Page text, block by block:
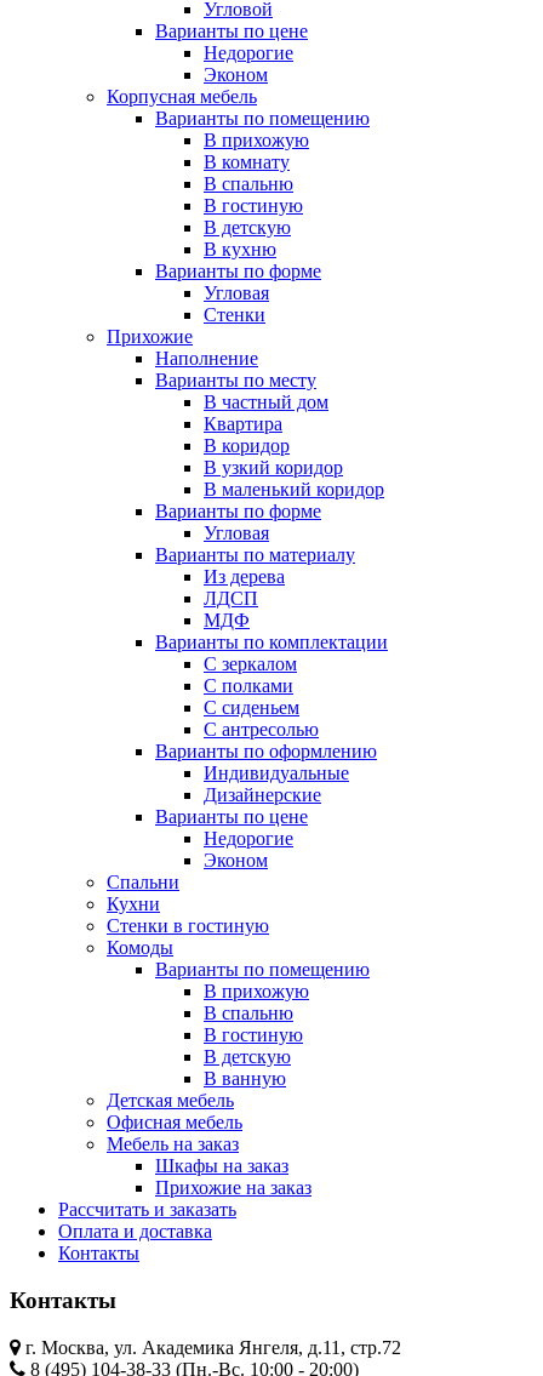
Угловой
Варианты по цене
Недорогие
Эконом
Корпусная мебель
Варианты по помещению
В прихожую
В комнату
В спальню
В гостиную
В детскую
В кухню
Варианты по форме
Угловая
Стенки
Прихожие
Наполнение
Варианты по месту
В частный дом
Квартира
В коридор
В узкий коридор
В маленький коридор
Варианты по форме
Угловая
Варианты по материалу
Из дерева
ЛДСП
МДФ
Варианты по комплектации
С зеркалом
С полками
С сиденьем
С антресолью
Варианты по оформлению
Индивидуальные
Дизайнерские
Варианты по цене
Недорогие
Эконом
Спальни
Кухни
Стенки в гостиную
Комоды
Варианты по помещению
В прихожую
В спальню
В гостиную
В детскую
В ванную
Детская мебель
Офисная мебель
Мебель на заказ
Шкафы на заказ
Прихожие на заказ
Рассчитать и заказать
Оплата и доставка
Контакты
Контакты
г. Москва, ул. Академика Янгеля, д.11, стр.72
8 (495) 104-38-33 (Пн.-Вс. 10:00 - 20:00)